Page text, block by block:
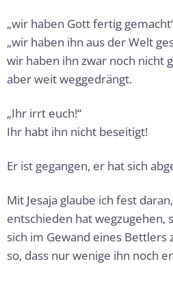
„wir haben Gott fertig
„wir haben ihn aus der Welt
wir haben ihn zwar noch nicht
aber weit weggedrängt.
„Ihr irrt euch!“
Ihr habt ihn nicht beseitigt!
Er ist gegangen, er hat sich
Mit Jesaja glaube ich fest
entschieden hat wegzugehen,
sich im Gewand eines Bettlers
so, dass nur wenige ihn noch